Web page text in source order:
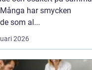
har smycken
som al...
2026